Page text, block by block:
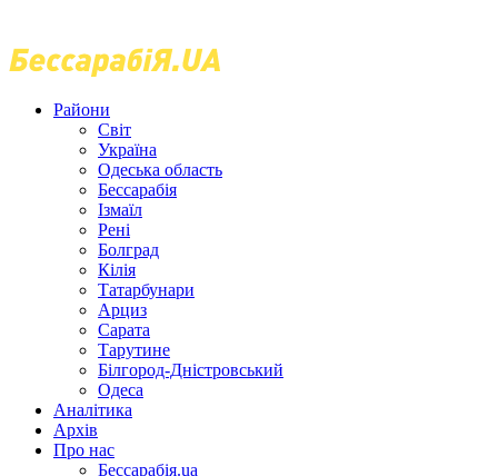
Райони
Світ
Україна
Одеська область
Бессарабія
Ізмаїл
Рені
Болград
Кілія
Татарбунари
Арциз
Сарата
Тарутине
Білгород-Дністровський
Одеса
Аналітика
Архів
Про нас
Бессарабія.ua